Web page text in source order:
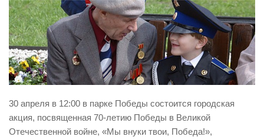
Виды деятельности
Обслуживание опасных производственных объектов
Оказание платных образовательных услуг
УГЗ рекомендует
Как стать спасателем
Уголок гражданской обороны
30 апреля в 12:00 в парке Победы состоится городская
акция, посвященная 70-летию Победы в Великой
Отечественной войне, «Мы внуки твои, Победа!»,